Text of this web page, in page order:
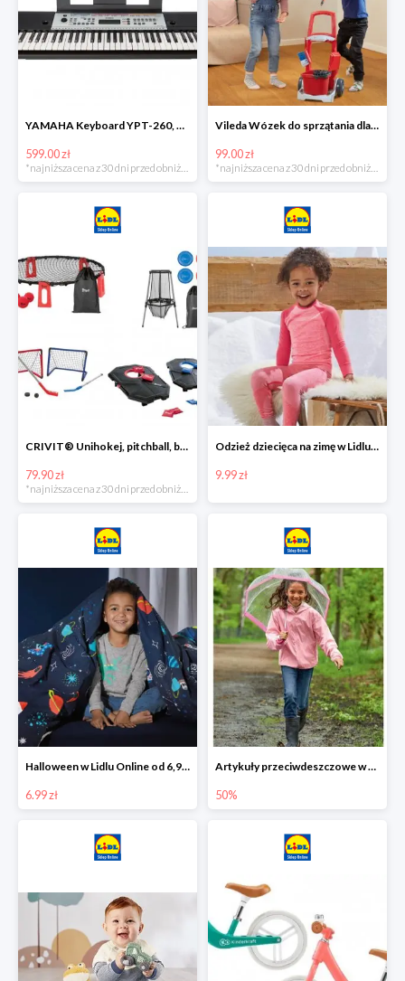
YAMAHA Keyboard YPT-260, 61 klawiszy
599.00 zł
*najniższa cena z 30 dni przed obniżką
Vileda Wózek do sprzątania dla dzieci
99.00 zł
*najniższa cena z 30 dni przed obniżką
CRIVIT® Unihokej, pitchball, bean bag lub disc golf
79.90 zł
Odzież dziecięca na zimę w Lidlu Online od 9,99 zł
9.99 zł
Halloween w Lidlu Online od 6,99 zł
6.99 zł
Artykuły przeciwdeszczowe w Lodilu Online do -50%
50%